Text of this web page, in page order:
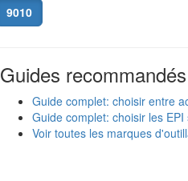
9010
Guides recommandés
Guide complet: choisir entre
Guide complet: choisir les
Voir toutes les marques